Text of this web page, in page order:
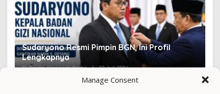
Manage Consent
Sudaryono Resmi Pimpin BGN, Ini Profil
Lengkapnya
Di Berita, Nasional, Politik | 22 Juli 2026 Di